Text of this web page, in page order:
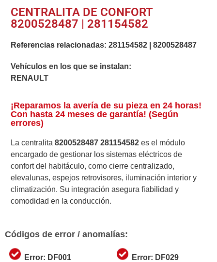
CENTRALITA DE CONFORT
8200528487 | 281154582
Referencias relacionadas:281154582 |8200528487
Vehículos en los que se instalan:
RENAULT
¡Reparamos la avería de su pieza en 24 horas!
Con hasta 24 meses de garantía! (Según
errores)
La centralita8200528487 281154582 es el módulo
encargado de gestionar los sistemas eléctricos de
confort del habitáculo, como cierre centralizado,
elevalunas, espejos retrovisores, iluminación interior y
climatización. Su integración asegura fiabilidad y
comodidad en la conducción.
Códigos de error / anomalías:
Error: DF001 Error: DF029